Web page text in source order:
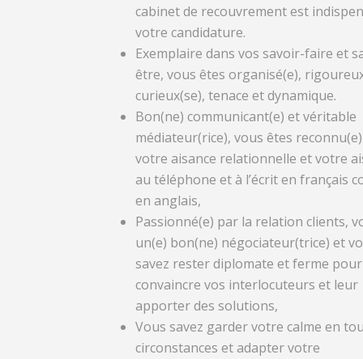
cabinet de recouvrement est
votre candidature.
Exemplaire dans vos savoir-faire et
être, vous êtes organisé(e),
curieux(se), tenace et dynamique.
Bon(ne) communicant(e) et véritable
médiateur(rice), vous êtes
votre aisance relationnelle et votre
au téléphone et à l’écrit en français
en anglais,
Passionné(e) par la relation clients,
un(e) bon(ne) négociateur(trice) et
savez rester diplomate et ferme pour
convaincre vos interlocuteurs et leur
apporter des solutions,
Vous savez garder votre calme en
circonstances et adapter votre